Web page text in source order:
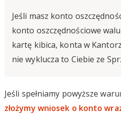
Jeśli masz konto
konto oszczędnościowe
kartę kibica, konta w
nie wyklucza to Ciebie ze
Jeśli spełniamy powyższe
złożymy wniosek o konto